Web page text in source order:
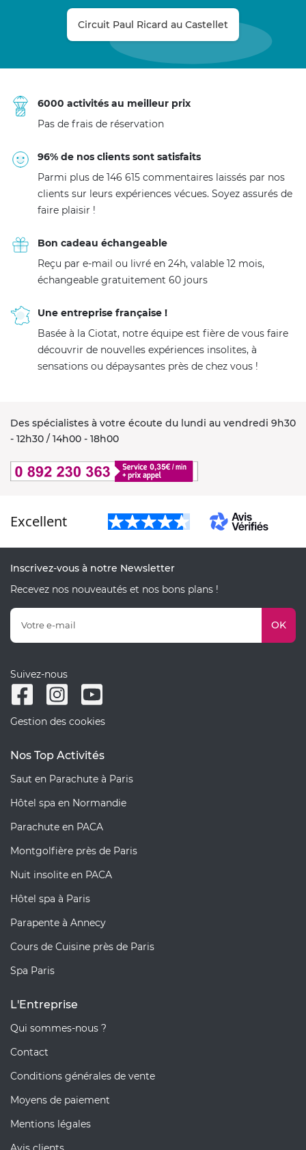
Circuit Paul Ricard au Castellet
6000 activités au meilleur prix
Pas de frais de réservation
96% de nos clients sont satisfaits
Parmi plus de 146 615 commentaires laissés par nos
clients sur leurs expériences vécues. Soyez assurés de
faire plaisir !
Bon cadeau échangeable
Reçu par e-mail ou livré en 24h, valable 12 mois,
échangeable gratuitement 60 jours
Une entreprise française !
Basée à la Ciotat, notre équipe est fière de vous faire
découvrir de nouvelles expériences insolites, à
sensations ou dépaysantes près de chez vous !
Des spécialistes à votre écoute du lundi au vendredi 9h30
- 12h30 / 14h00 - 18h00
Excellent
Inscrivez-vous à notre Newsletter
Recevez nos nouveautés et nos bons plans !
OK
Suivez-nous
Gestion des cookies
Nos Top Activités
Saut en Parachute à Paris
Hôtel spa en Normandie
Parachute en PACA
Montgolfière près de Paris
Nuit insolite en PACA
Hôtel spa à Paris
Parapente à Annecy
Cours de Cuisine près de Paris
Spa Paris
L'Entreprise
Qui sommes-nous ?
Contact
Conditions générales de vente
Moyens de paiement
Mentions légales